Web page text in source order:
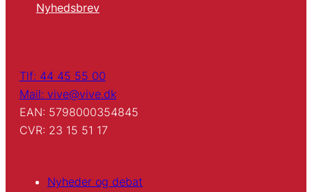
Nyhedsbrev
Tlf: 44 45 55 00
Mail: vive@vive.dk
EAN: 5798000354845
CVR: 23 15 51 17
Nyheder og debat